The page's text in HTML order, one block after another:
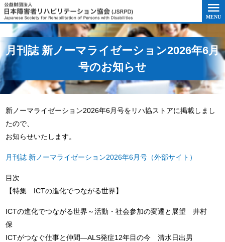
このページの本文へ移動
月刊誌 新ノーマライゼーション2026年6月
号のお知らせ
新ノーマライゼーション2026年6月号をリハ協ストアに掲載しまし
たので、
お知らせいたします。
月刊誌 新ノーマライゼーション2026年6月号（外部サイト）
目次
【特集 ICTの進化でつながる世界】
ICTの進化でつながる世界～活動・社会参加の変遷と展望 井村
保
ICTがつなぐ仕事と仲間―ALS発症12年目の今 清水日出男